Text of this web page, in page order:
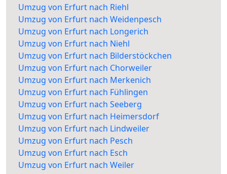
Umzug von Erfurt nach Riehl
Umzug von Erfurt nach Weidenpesch
Umzug von Erfurt nach Longerich
Umzug von Erfurt nach Niehl
Umzug von Erfurt nach Bilderstöckchen
Umzug von Erfurt nach Chorweiler
Umzug von Erfurt nach Merkenich
Umzug von Erfurt nach Fühlingen
Umzug von Erfurt nach Seeberg
Umzug von Erfurt nach Heimersdorf
Umzug von Erfurt nach Lindweiler
Umzug von Erfurt nach Pesch
Umzug von Erfurt nach Esch
Umzug von Erfurt nach Weiler